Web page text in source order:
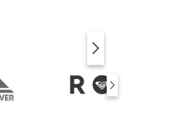
SUP BOARDS